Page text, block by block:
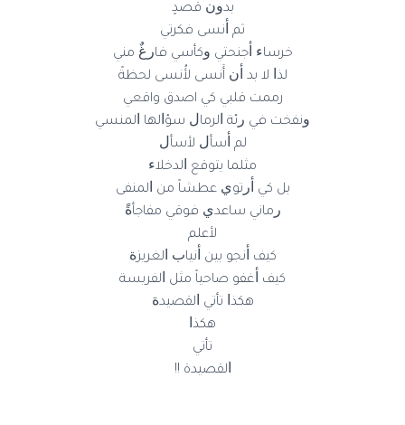
ﺑﺪﻭﻥ ﻗﺼﺪٍ
ﺛﻢ ﺃﻧﺴﻰ ﻓﻜﺮﺗﻲ
ﺧﺮﺳﺎﺀ ﺃﺟﻨﺤﺘﻲ ﻭﻛﺄﺳﻲ ﻓﺎﺭﻍٌ ﻣﻨﻲ
ﻟﺬﺍ ﻻ‌ ﺑﺪ ﺃﻥ أَنسى لأُنسى لحظةً
رممت قلبي كي اصدق واقعي
ﻭﻧﻔﺨﺖ ﻓﻲ ﺭﺋﺔ ﺍﻟﺮﻣﺎﻝ ﺳﺆﺍﻟﻬﺎ ﺍﻟﻤﻨﺴﻲ
ﻟﻢ ﺃﺳﺄﻝ ﻷ‌ﺳﺄﻝ
ﻣﺜﻠﻤﺎ ﻳﺘﻮﻗﻊ ﺍﻟﺪﺧﻼ‌ﺀ
ﺑﻞ ﻛﻲ ﺃﺭﺗﻮﻱ ﻋﻄﺸﺎً ﻣﻦ ﺍﻟﻤﻨﻔﻰ
ﺭﻣﺎﻧﻲ ﺳﺎﻋﺪﻱ ﻓﻮﻗﻲ ﻣﻔﺎﺟﺄﺓً
ﻷ‌ﻋﻠﻢ
ﻛﻴﻒ ﺃﻧﺠﻮ ﺑﻴﻦ ﺃﻧﻴﺎﺏ ﺍﻟﻐﺮﻳﺰﺓ
ﻛﻴﻒ ﺃﻏﻔﻮ ﺻﺎﺣﻴﺎً ﻣﺜﻞ ﺍﻟﻔﺮﻳﺴﺔ
ﻫﻜﺬﺍ ﺗﺄﺗﻲ ﺍﻟﻘﺼﻴﺪﺓ
ﻫﻜﺬﺍ
ﺗﺄﺗﻲ
ﺍﻟﻘﺼﻴﺪة !!